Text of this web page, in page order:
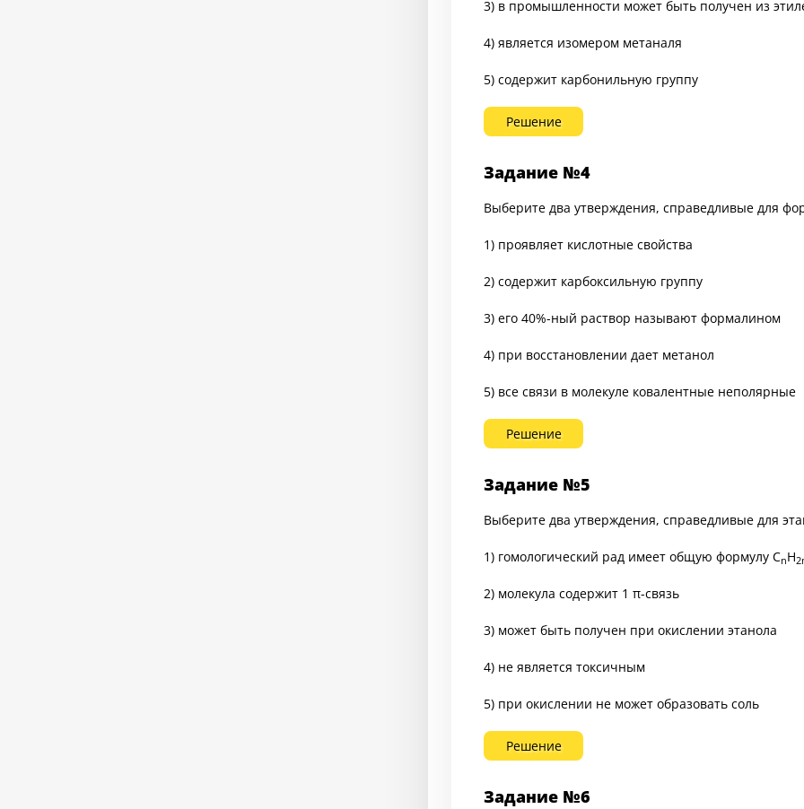
3) в промышленности может быть получен из
4) является изомером метаналя
5) содержит карбонильную группу
Решение
Задание №4
Выберите два утверждения, справедливые для
1) проявляет кислотные свойства
2) содержит карбоксильную группу
3) его 40%-ный раствор называют формалином
4) при восстановлении дает метанол
5) все связи в молекуле ковалентные неполярные
Решение
Задание №5
Выберите два утверждения, справедливые для
1) гомологический рад имеет общую формулу CnH2
2) молекула содержит 1 π-связь
3) может быть получен при окислении этанола
4) не является токсичным
5) при окислении не может образовать соль
Решение
Задание №6